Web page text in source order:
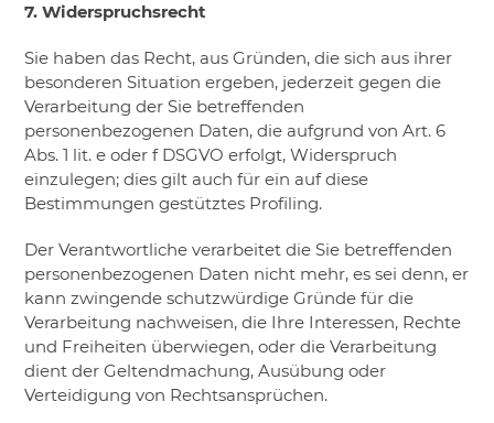
7. Widerspruchsrecht
Sie haben das Recht, aus Gründen, die sich aus ihrer
besonderen Situation ergeben, jederzeit gegen die
Verarbeitung der Sie betreffenden
personenbezogenen Daten, die aufgrund von Art. 6
Abs. 1 lit. e oder f DSGVO erfolgt, Widerspruch
einzulegen; dies gilt auch für ein auf diese
Bestimmungen gestütztes Profiling.
Der Verantwortliche verarbeitet die Sie betreffenden
personenbezogenen Daten nicht mehr, es sei denn, er
kann zwingende schutzwürdige Gründe für die
Verarbeitung nachweisen, die Ihre Interessen, Rechte
und Freiheiten überwiegen, oder die Verarbeitung
dient der Geltendmachung, Ausübung oder
Verteidigung von Rechtsansprüchen.